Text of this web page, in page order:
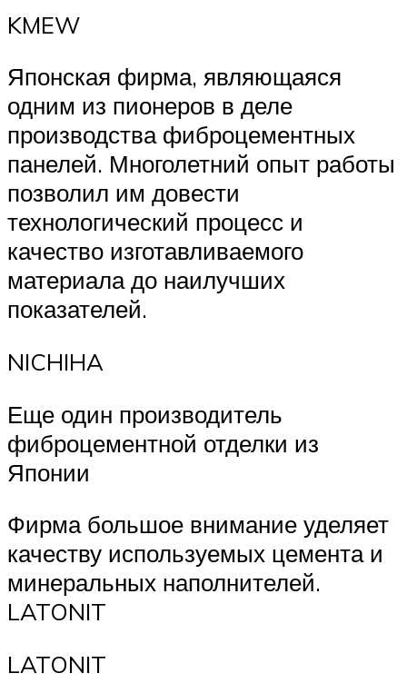
KMEW
Японская фирма, являющаяся
одним из пионеров в деле
производства фиброцементных
панелей. Многолетний опыт работы
позволил им довести
технологический процесс и
качество изготавливаемого
материала до наилучших
показателей.
NICHIHA
Еще один производитель
фиброцементной отделки из
Японии
Фирма большое внимание уделяет
качеству используемых цемента и
минеральных наполнителей.
LATONIT
LATONIT